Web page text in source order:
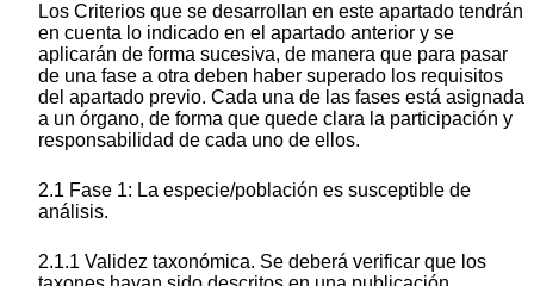
Los Criterios que se desarrollan en este apartado tendrán
en cuenta lo indicado en el apartado anterior y se
aplicarán de forma sucesiva, de manera que para pasar
de una fase a otra deben haber superado los requisitos
del apartado previo. Cada una de las fases está asignada
a un órgano, de forma que quede clara la participación y
responsabilidad de cada uno de ellos.
2.1 Fase 1: La especie/población es susceptible de
análisis.
2.1.1 Validez taxonómica. Se deberá verificar que los